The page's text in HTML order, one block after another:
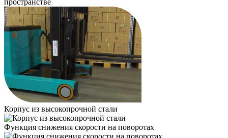
Корпус из высокопрочной стали
Функция снижения скорости на поворотах